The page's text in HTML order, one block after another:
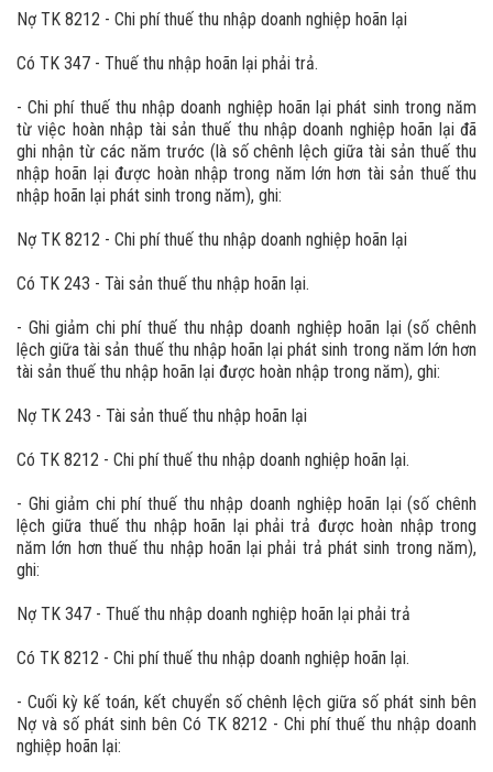
Nợ TK 8212 - Chi phí thuế thu nhập doanh nghiệp hoãn lại
Có TK 347 - Thuế thu nhập hoãn lại phải trả.
- Chi phí thuế thu nhập doanh nghiệp hoãn lại phát sinh trong năm
từ việc hoàn nhập tài sản thuế thu nhập doanh nghiệp hoãn lại đã
ghi nhận từ các năm trước (là số chênh lệch giữa tài sản thuế thu
nhập hoãn lại được hoàn nhập trong năm lớn hơn tài sản thuế thu
nhập hoãn lại phát sinh trong năm), ghi:
Nợ TK 8212 - Chi phí thuế thu nhập doanh nghiệp hoãn lại
Có TK 243 - Tài sản thuế thu nhập hoãn lại.
- Ghi giảm chi phí thuế thu nhập doanh nghiệp hoãn lại (số chênh
lệch giữa tài sản thuế thu nhập hoãn lại phát sinh trong năm lớn hơn
tài sản thuế thu nhập hoãn lại được hoàn nhập trong năm), ghi:
Nợ TK 243 - Tài sản thuế thu nhập hoãn lại
Có TK 8212 - Chi phí thuế thu nhập doanh nghiệp hoãn lại.
- Ghi giảm chi phí thuế thu nhập doanh nghiệp hoãn lại (số chênh
lệch giữa thuế thu nhập hoãn lại phải trả được hoàn nhập trong
năm lớn hơn thuế thu nhập hoãn lại phải trả phát sinh trong năm),
ghi:
Nợ TK 347 - Thuế thu nhập doanh nghiệp hoãn lại phải trả
Có TK 8212 - Chi phí thuế thu nhập doanh nghiệp hoãn lại.
- Cuối kỳ kế toán, kết chuyển số chênh lệch giữa số phát sinh bên
Nợ và số phát sinh bên Có TK 8212 - Chi phí thuế thu nhập doanh
nghiệp hoãn lại: